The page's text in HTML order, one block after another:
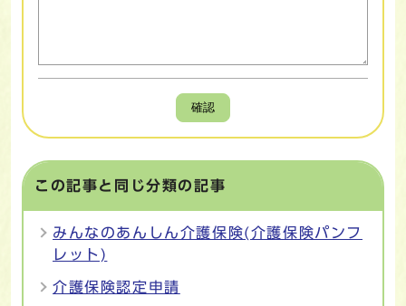
確認
この記事と同じ分類の記事
みんなのあんしん介護保険(介護保険パンフ
レット)
介護保険認定申請